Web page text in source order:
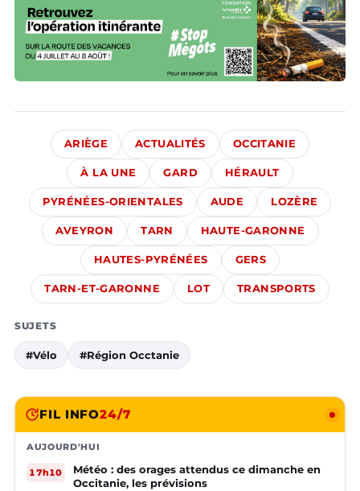
ARIÈGE ACTUALITÉS OCCITANIE
À LA UNE GARD HÉRAULT
PYRÉNÉES-ORIENTALES AUDE LOZÈRE
AVEYRON TARN HAUTE-GARONNE
HAUTES-PYRÉNÉES GERS
TARN-ET-GARONNE LOT TRANSPORTS
SUJETS
#Vélo #Région Occtanie
FIL INFO24/7
AUJOURD'HUI
17h10
Météo : des orages attendus ce dimanche en
Occitanie, les prévisions